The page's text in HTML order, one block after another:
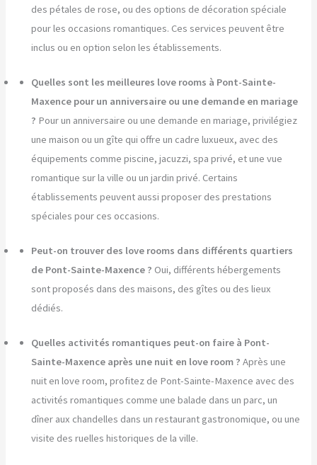
des pétales de rose, ou des options de décoration spéciale
pour les occasions romantiques. Ces services peuvent être
inclus ou en option selon les établissements.
Quelles sont les meilleures love rooms à Pont-Sainte-
Maxence pour un anniversaire ou une demande en mariage
? Pour un anniversaire ou une demande en mariage, privilégiez
une maison ou un gîte qui offre un cadre luxueux, avec des
équipements comme piscine, jacuzzi, spa privé, et une vue
romantique sur la ville ou un jardin privé. Certains
établissements peuvent aussi proposer des prestations
spéciales pour ces occasions.
Peut-on trouver des love rooms dans différents quartiers
de Pont-Sainte-Maxence ? Oui, différents hébergements
sont proposés dans des maisons, des gîtes ou des lieux
dédiés.
Quelles activités romantiques peut-on faire à Pont-
Sainte-Maxence après une nuit en love room ? Après une
nuit en love room, profitez de Pont-Sainte-Maxence avec des
activités romantiques comme une balade dans un parc, un
dîner aux chandelles dans un restaurant gastronomique, ou une
visite des ruelles historiques de la ville.